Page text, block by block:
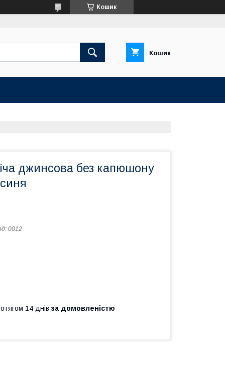
Кошик
Кошик
джинсова без капюшону
0012
14 днів за домовленістю